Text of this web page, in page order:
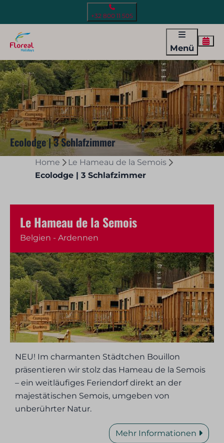
+32 800 11 505
Menü
Ecolodge | 3 Schlafzimmer
Home
Le Hameau de la Semois
Ecolodge | 3 Schlafzimmer
Le Hameau de la Semois
Belgien - Ardennen
NEU! Im charmanten Städtchen Bouillon
präsentieren wir stolz das Hameau de la Semois
– ein weitläufiges Feriendorf direkt an der
majestätischen Semois, umgeben von
unberührter Natur.
Mehr Informationen